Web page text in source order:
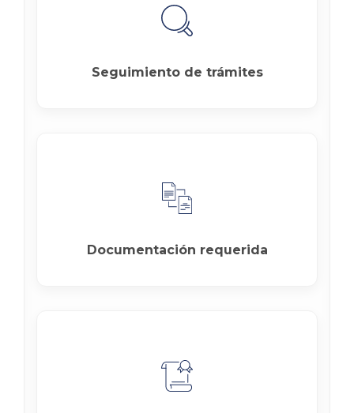
Seguimiento de trámites
Documentación requerida